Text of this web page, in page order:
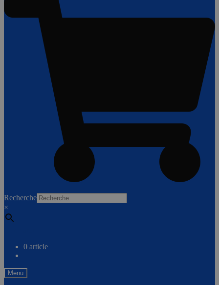
Recherche
×
0 article
Menu